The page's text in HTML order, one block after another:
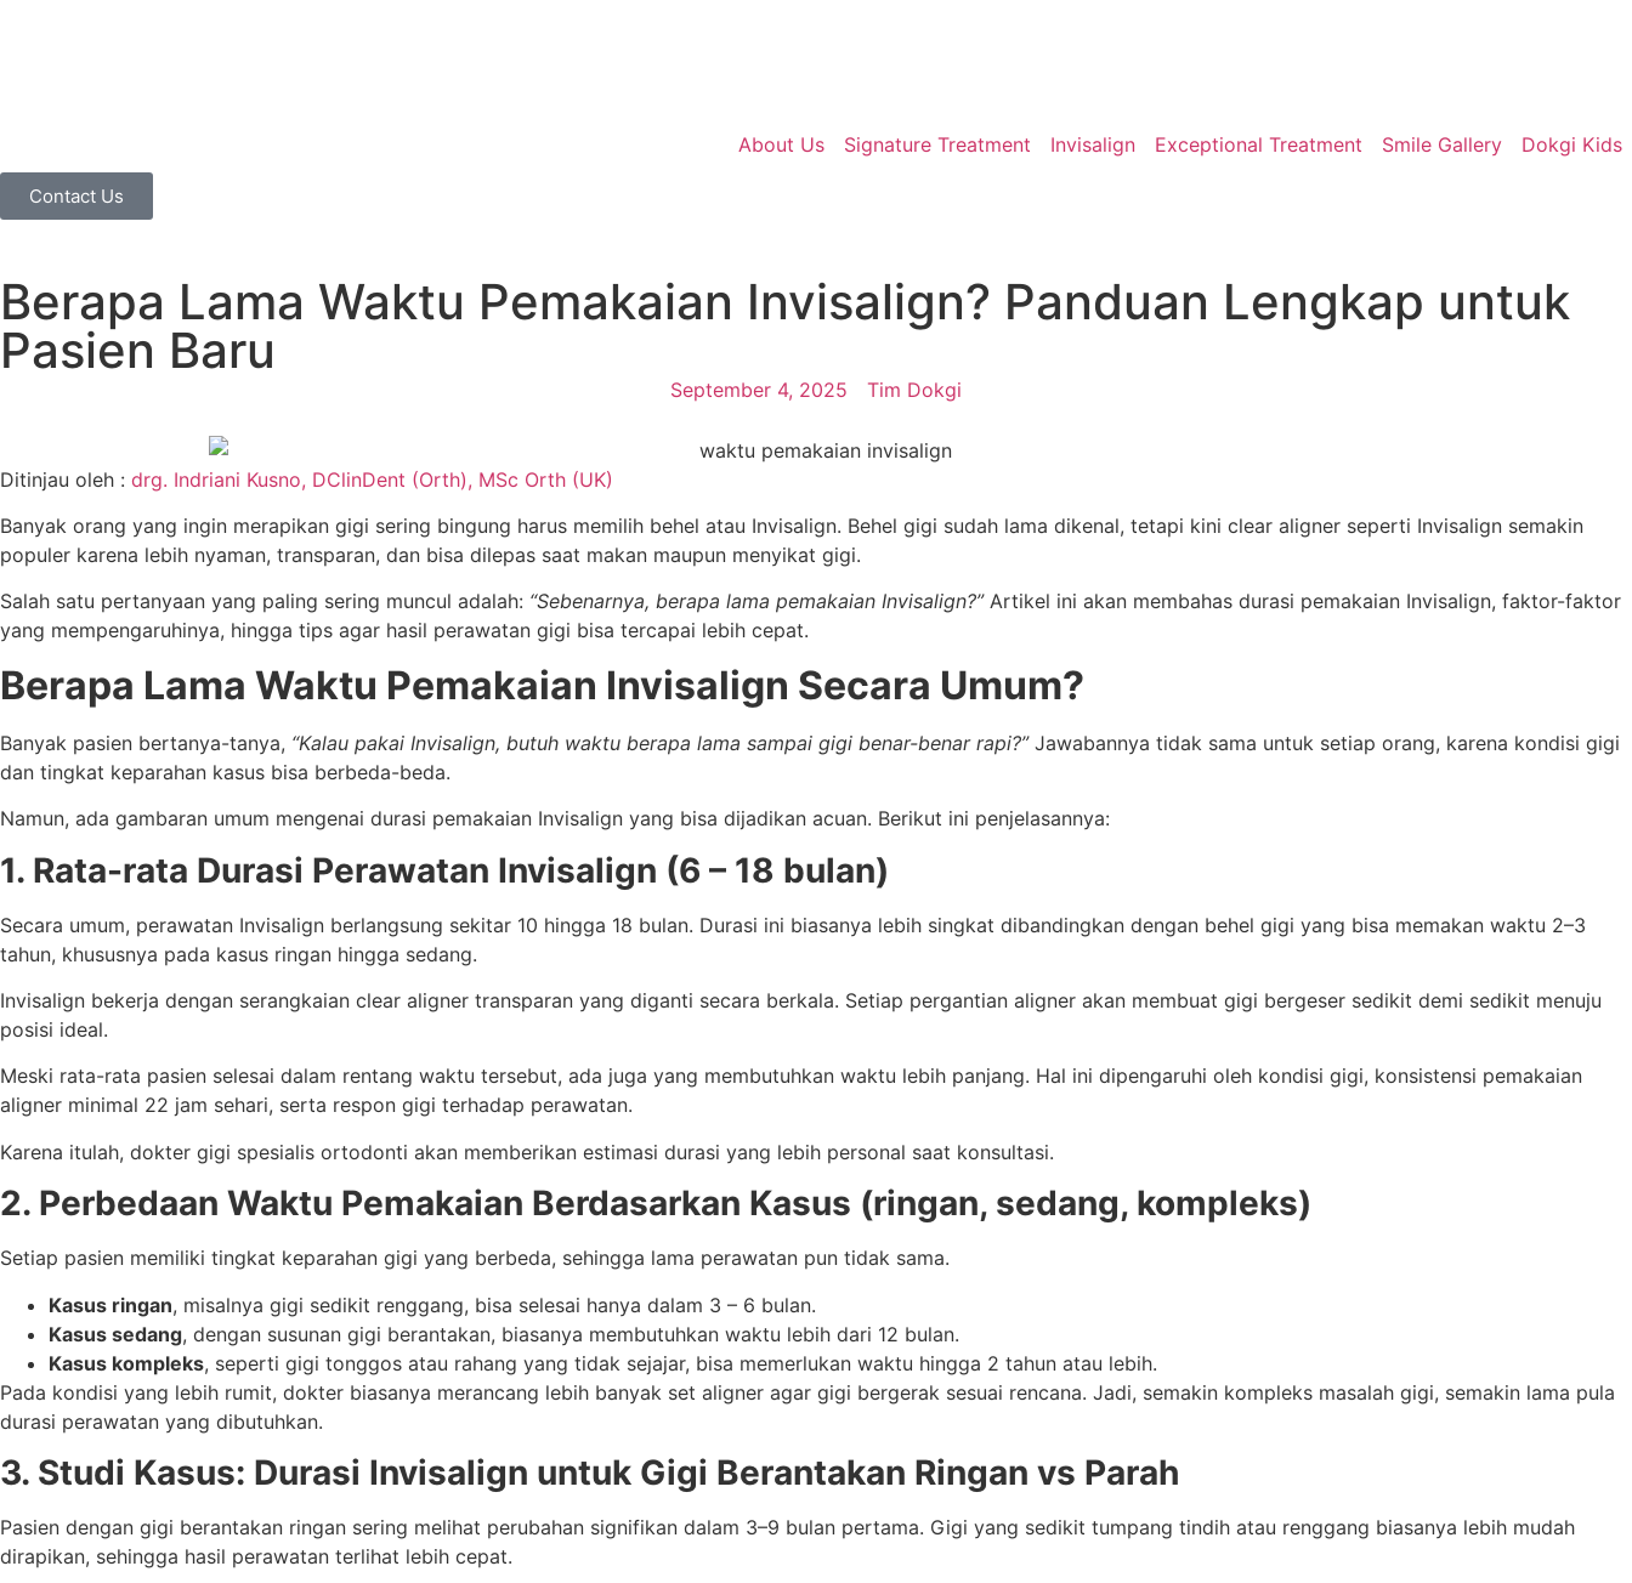
About Us Signature Treatment Invisalign Exceptional Treatment Smile Gallery Dokgi Kids
Contact Us
Berapa Lama Waktu Pemakaian Invisalign? Panduan Lengkap untuk
Pasien Baru
September 4, 2025 Tim Dokgi
Ditinjau oleh : drg. Indriani Kusno, DClinDent (Orth), MSc Orth (UK)
Banyak orang yang ingin merapikan gigi sering bingung harus memilih behel atau Invisalign. Behel gigi sudah lama dikenal, tetapi kini clear aligner seperti Invisalign semakin
populer karena lebih nyaman, transparan, dan bisa dilepas saat makan maupun menyikat gigi.
Salah satu pertanyaan yang paling sering muncul adalah: “Sebenarnya, berapa lama pemakaian Invisalign?”Artikel ini akan membahas durasi pemakaian Invisalign, faktor-faktor
yang mempengaruhinya, hingga tips agar hasil perawatan gigi bisa tercapai lebih cepat.
Berapa Lama Waktu Pemakaian Invisalign Secara Umum?
Banyak pasien bertanya-tanya, “Kalau pakai Invisalign, butuh waktu berapa lama sampai gigi benar-benar rapi?”Jawabannya tidak sama untuk setiap orang, karena kondisi gigi
dan tingkat keparahan kasus bisa berbeda-beda.
Namun, ada gambaran umum mengenai durasi pemakaian Invisalign yang bisa dijadikan acuan. Berikut ini penjelasannya:
1. Rata-rata Durasi Perawatan Invisalign (6 – 18 bulan)
Secara umum, perawatan Invisalign berlangsung sekitar 10 hingga 18 bulan. Durasi ini biasanya lebih singkat dibandingkan dengan behel gigi yang bisa memakan waktu 2–3
tahun, khususnya pada kasus ringan hingga sedang.
Invisalign bekerja dengan serangkaian clear aligner transparan yang diganti secara berkala. Setiap pergantian aligner akan membuat gigi bergeser sedikit demi sedikit menuju
posisi ideal.
Meski rata-rata pasien selesai dalam rentang waktu tersebut, ada juga yang membutuhkan waktu lebih panjang. Hal ini dipengaruhi oleh kondisi gigi, konsistensi pemakaian
aligner minimal 22 jam sehari, serta respon gigi terhadap perawatan.
Karena itulah, dokter gigi spesialis ortodonti akan memberikan estimasi durasi yang lebih personal saat konsultasi.
2. Perbedaan Waktu Pemakaian Berdasarkan Kasus (ringan, sedang, kompleks)
Setiap pasien memiliki tingkat keparahan gigi yang berbeda, sehingga lama perawatan pun tidak sama.
Kasus ringan, misalnya gigi sedikit renggang, bisa selesai hanya dalam 3 – 6 bulan.
Kasus sedang, dengan susunan gigi berantakan, biasanya membutuhkan waktu lebih dari 12 bulan.
Kasus kompleks, seperti gigi tonggos atau rahang yang tidak sejajar, bisa memerlukan waktu hingga 2 tahun atau lebih.
Pada kondisi yang lebih rumit, dokter biasanya merancang lebih banyak set aligner agar gigi bergerak sesuai rencana. Jadi, semakin kompleks masalah gigi, semakin lama pula
durasi perawatan yang dibutuhkan.
3. Studi Kasus: Durasi Invisalign untuk Gigi Berantakan Ringan vs Parah
Pasien dengan gigi berantakan ringan sering melihat perubahan signifikan dalam 3–9 bulan pertama. Gigi yang sedikit tumpang tindih atau renggang biasanya lebih mudah
dirapikan, sehingga hasil perawatan terlihat lebih cepat.